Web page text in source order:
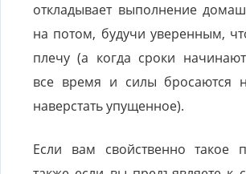
откладывает выполнение
на потом, будучи уверенным,
плечу (а когда сроки
все время и силы бросаются
наверстать упущенное).
Если вам свойственно такое